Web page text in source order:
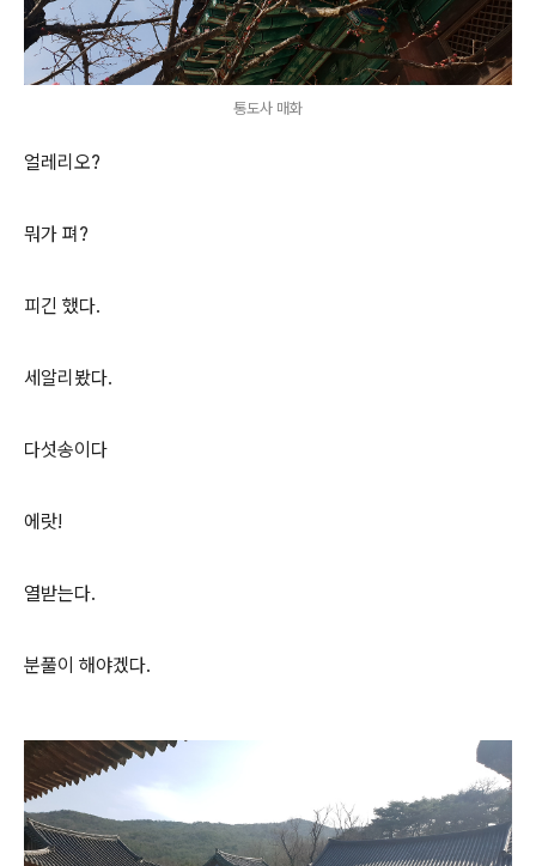
통도사 매화
얼레리오?
뭐가 펴?
피긴 했다.
세알리봤다.
다섯송이다
에랏!
열받는다.
분풀이 해야겠다.